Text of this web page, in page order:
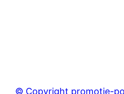
© Copyright promotie-